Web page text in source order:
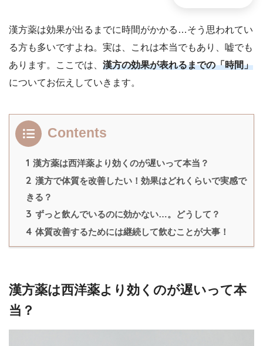
漢方薬は効果が出るまでに時間がかかる…そう思われてい
る方も多いですよね。実は、これは本当でもあり、嘘でも
あります。ここでは、 漢方の効果が表れるまでの「時間」
についてお伝えしていきます。
Contents
1 漢方薬は西洋薬より効くのが遅いって本当？
2 漢方で体質を改善したい！効果はどれくらいで実感で
きる？
3 ずっと飲んでいるのに効かない…。どうして？
4 体質改善するためには継続して飲むことが大事！
漢方薬は西洋薬より効くのが遅いって本
当？